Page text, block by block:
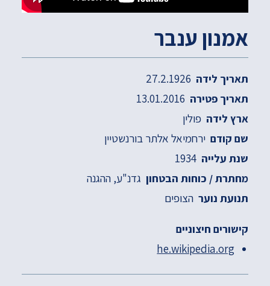
אמנון ענבר
תאריך לידה
תאריך פטירה
ארץ לידה פולין
שם קודם ירחמיאל אלתר בורנשטיין
שנת עלייה 1934
מחתרת / כוחות הבטחון גדנ"ע ההגנה
תנועת נוער הצופים
קישורים חיצוניים
he.wikipedia.org